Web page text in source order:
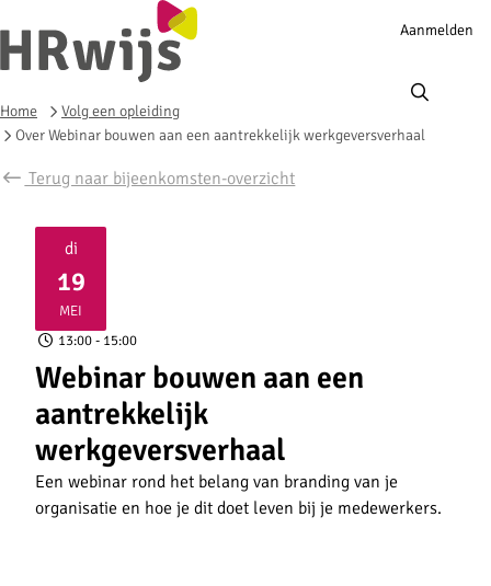
Account
Aanmelden
Home
Volg een opleiding
Over Webinar bouwen aan een aantrekkelijk werkgeversverhaal
Terug naar bijeenkomsten-overzicht
di
19
MEI
2026
13:00- 15:00
Webinar bouwen aan een
aantrekkelijk
werkgeversverhaal
Een webinar rond het belang van branding van je
organisatie en hoe je dit doet leven bij je medewerkers.